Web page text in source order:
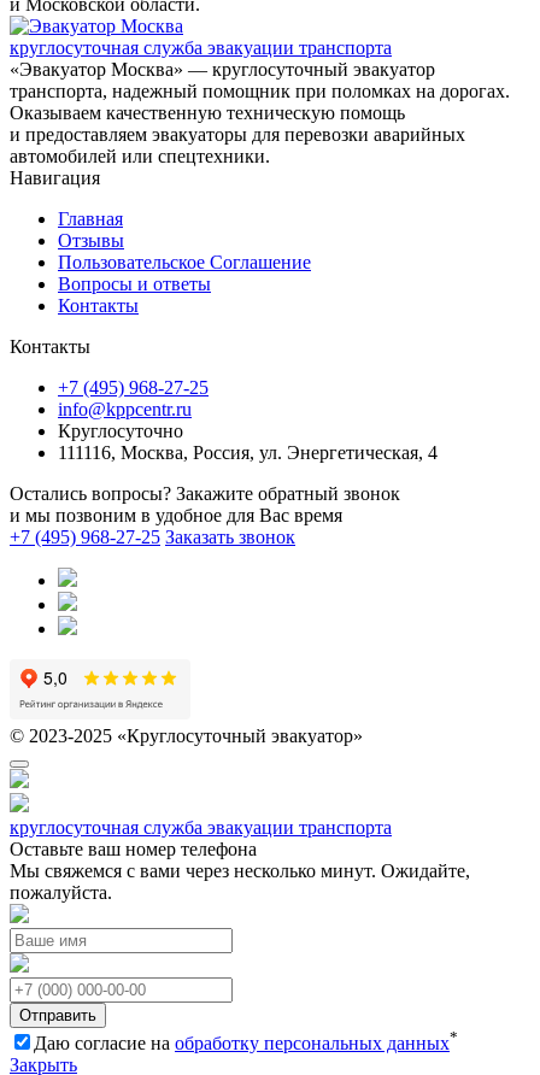
и Московской области.
круглосуточная служба эвакуации транспорта
«Эвакуатор Москва» — круглосуточный эвакуатор
транспорта, надежный помощник при поломках на дорогах.
Оказываем качественную техническую помощь
и предоставляем эвакуаторы для перевозки аварийных
автомобилей или спецтехники.
Навигация
Главная
Отзывы
Пользовательское Соглашение
Вопросы и ответы
Контакты
Контакты
+7 (495) 968-27-25
info@kppcentr.ru
Круглосуточно
111116, Москва, Россия, ул. Энергетическая, 4
Остались вопросы? Закажите обратный звонок
и мы позвоним в удобное для Вас время
+7 (495) 968-27-25 Заказать звонок
© 2023-2025 «Круглосуточный эвакуатор»
круглосуточная служба эвакуации транспорта
Оставьте ваш номер телефона
Мы свяжемся с вами через несколько минут. Ожидайте,
пожалуйста.
Отправить
Даю согласие на обработку персональных данных*
Закрыть